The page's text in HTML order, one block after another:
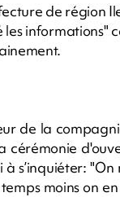
de région
les
de la
s’inquiéter:
moins on